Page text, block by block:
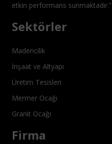
etkin performans sunmaktadır.”
Sektörler
Madencilik
İnşaat ve Altyapı
Üretim Tesisleri
Mermer Ocağı
Granit Ocağı
Firma